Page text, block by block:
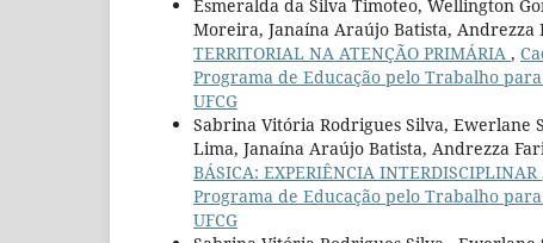
Esmeralda da Silva Timoteo, Wellington
Moreira, Janaína Araújo Batista, Andrezza
TERRITORIAL NA ATENÇÃO PRIMÁRIA ,
Programa de Educação pelo Trabalho
UFCG
Sabrina Vitória Rodrigues Silva, Ewerlane
Lima, Janaína Araújo Batista, Andrezza
BÁSICA: EXPERIÊNCIA INTERDISCIPLINAR
Programa de Educação pelo Trabalho
UFCG